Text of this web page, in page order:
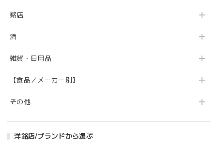
銘店
酒
雑貨・日用品
【食品／メーカー別】
その他
洋銘店/ブランドから選ぶ